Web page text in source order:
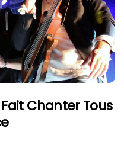
Chanter Tous